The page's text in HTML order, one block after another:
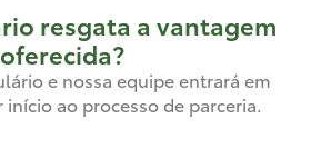
resgata a vantagem
oferecida?
e nossa equipe entrará em
ao processo de parceria.